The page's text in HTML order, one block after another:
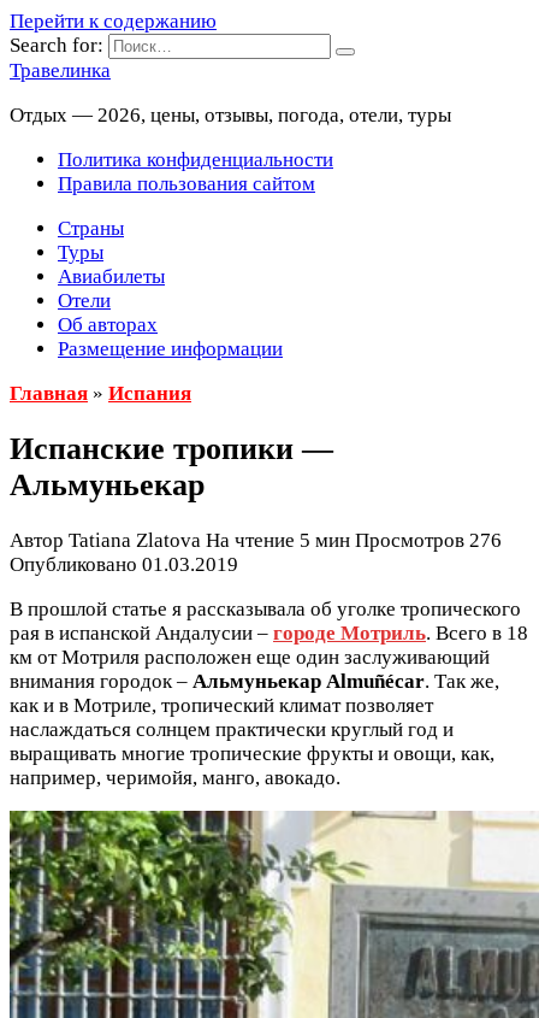
Перейти к содержанию
Search for:
Травелинка
Отдых — 2026, цены, отзывы, погода, отели, туры
Политика конфиденциальности
Правила пользования сайтом
Страны
Туры
Авиабилеты
Отели
Об авторах
Размещение информации
Главная » Испания
Испанские тропики —
Альмуньекар
Автор Tatiana Zlatova На чтение 5 мин Просмотров 276
Опубликовано 01.03.2019
В прошлой статье я рассказывала об уголке тропического
рая в испанской Андалусии – городе Мотриль. Всего в 18
км от Мотриля расположен еще один заслуживающий
внимания городок – Альмуньекар Almuñécar. Так же,
как и в Мотриле, тропический климат позволяет
наслаждаться солнцем практически круглый год и
выращивать многие тропические фрукты и овощи, как,
например, черимойя, манго, авокадо.